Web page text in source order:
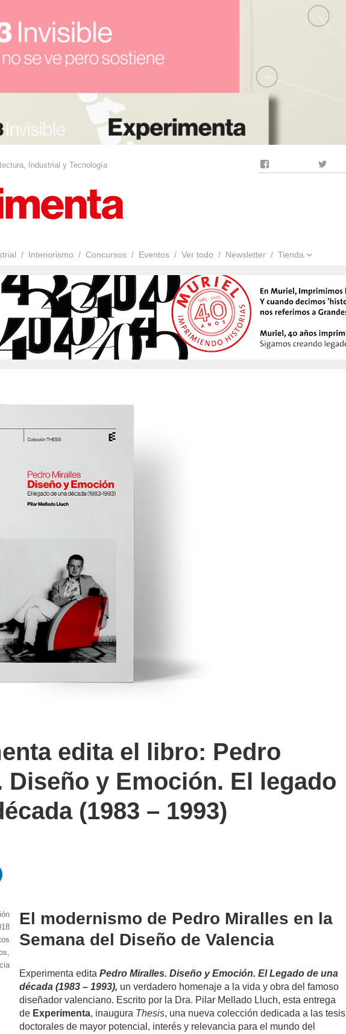
Industrial y Tecnología
Interiorismo Concursos Eventos Ver todo Newsletter Tienda
edita el libro: Pedro
Diseño y Emoción. El legado
(1983 – 1993)
El modernismo de Pedro Miralles en la
Semana del Diseño de Valencia
Experimenta editaPedro Miralles. Diseño y Emoción. El Legado de una
década (1983 – 1993), un verdadero homenaje a la vida y obra del famoso
diseñador valenciano. Escrito por la Dra. Pilar Mellado Lluch, esta entrega
de Experimenta, inaugura Thesis, una nueva colección dedicada a las tesis
doctorales de mayor potencial, interés y relevancia para el mundo del
author/redaccion/
,